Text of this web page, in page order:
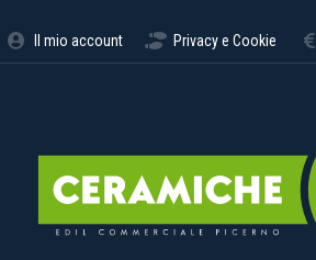
Il mio account Privacy e Cookie
ARREDO BAGNO CUCINA